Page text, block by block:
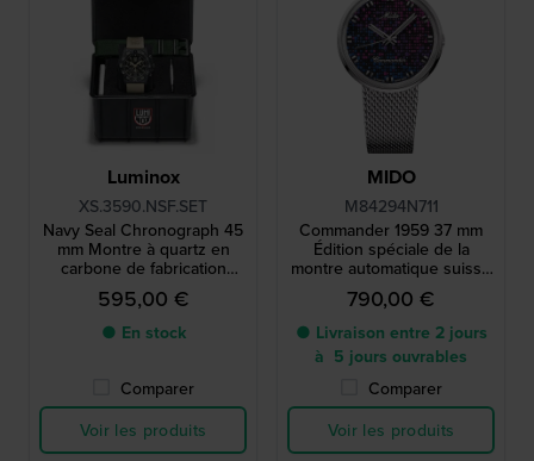
Luminox
XS.3590.NSF.SET
Navy Seal Chronograph 45
mm Montre à quartz en
carbone de fabrication
suisse avec bracelet NATO
supplémentaire
595,00 €
● En stock
Comparer
Voir les produits
MIDO
M84294N711
Commander 1959 37 mm
Édition spéciale de la
montre automatique suisse
avec cadran illuminé "Pixel
790,00 €
● Livraison entre 2 jours
à 5 jours ouvrables
Comparer
Voir les produits